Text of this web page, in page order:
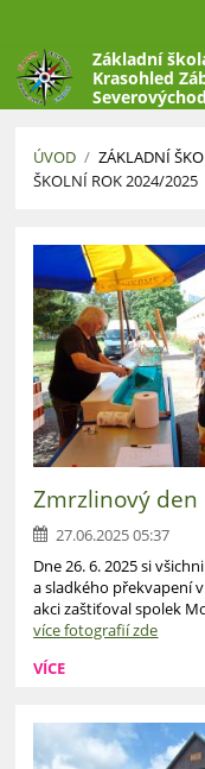
Základní
Krasohled
ÚVOD / ZÁKLADNÍ
ŠKOLNÍ ROK 2024/2025
Školní
rok
2024/2025
Zmrzlinový den
27.06.2025 05:37
Dne 26. 6. 2025 si
a sladkého překvapení
akci zaštiťoval spolek
více fotografií zde
VÍCE